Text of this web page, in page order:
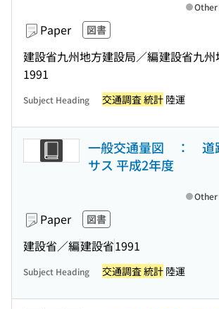
Paper 図書
建設省九州地方建設局／編建設省九
1991
Subject Heading 交通調査 統計 陸運
一般交通量図 ： 道
サス 平成2年度
Paper 図書
建設省／編建設省1991
Subject Heading 交通調査 統計 陸運